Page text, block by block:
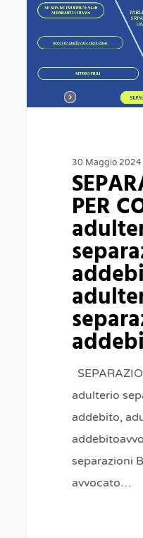
COLPA
adulterio
con
addebito,
addebito30 Maggio 2024
PER
adulterio
addebito,
separazioni
avvocato…